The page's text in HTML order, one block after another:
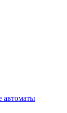
автоматы